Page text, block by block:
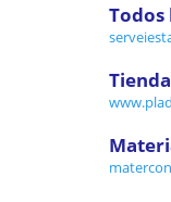
Todos